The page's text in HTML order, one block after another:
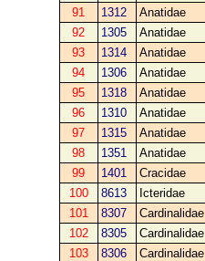
91
1312 Anatidae
92
1305 Anatidae
93
1314 Anatidae
94
1306 Anatidae
95
1318 Anatidae
96
1310 Anatidae
97
1315 Anatidae
98
1351 Anatidae
99
1401 Cracidae
100
8613 Icteridae
101
8307 Cardinalidae
102
8305 Cardinalidae
103
8306 Cardinalidae